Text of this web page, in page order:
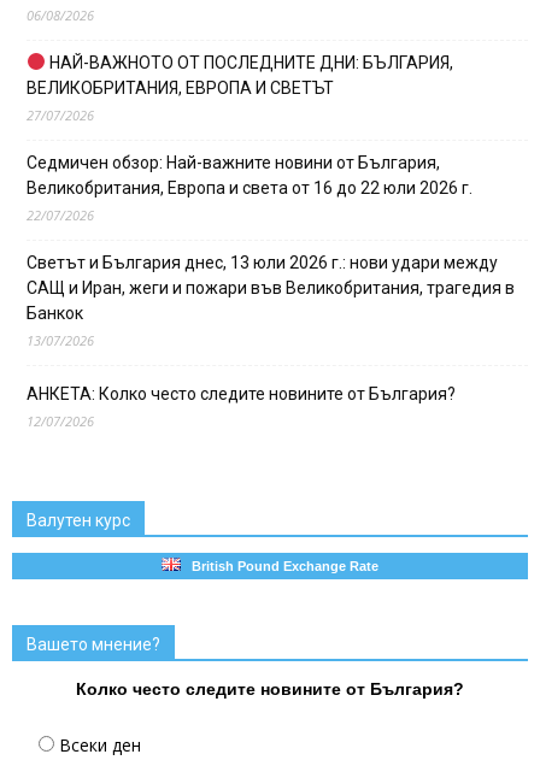
06/08/2026
НАЙ-ВАЖНОТО ОТ ПОСЛЕДНИТЕ ДНИ: БЪЛГАРИЯ,
ВЕЛИКОБРИТАНИЯ, ЕВРОПА И СВЕТЪТ
27/07/2026
Седмичен обзор: Най-важните новини от България,
Великобритания, Европа и света от 16 до 22 юли 2026 г.
22/07/2026
Светът и България днес, 13 юли 2026 г.: нови удари между
САЩ и Иран, жеги и пожари във Великобритания, трагедия в
Банкок
13/07/2026
АНКЕТА: Колко често следите новините от България?
12/07/2026
Валутен курс
British Pound Exchange Rate
Вашето мнение?
Колко често следите новините от България?
Всеки ден